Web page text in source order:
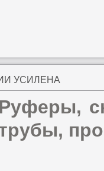
УСИЛЕНА
Руферы,